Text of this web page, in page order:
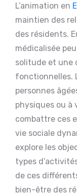
L’animation en
maintien des
des résidents.
médicalisée
solitude et une
fonctionnelles.
personnes
physiques ou à
combattre ces
vie sociale
explore les
types
de ces
bien-être des